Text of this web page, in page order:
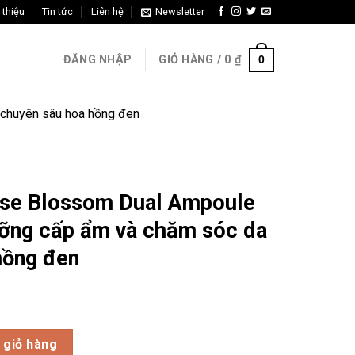
thiệu Tin tức Liên hệ Newsletter
ĐĂNG NHẬP GIỎ HÀNG / 0₫ 0
sâu hoa hồng đen
Blossom Dual Ampoule
cấp ẩm và chăm sóc da
đen
Ampoule Cream – Kem dưỡng cấp ẩm và chăm sóc da
hàng